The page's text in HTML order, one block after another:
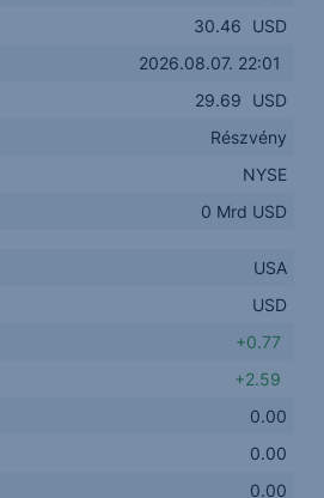
30.46
USD
2026.08.07. 22:01
29.69
USD
Részvény
NYSE
0 Mrd USD
USA
USD
+0.77
+2.59
0.00
0.00
0.00